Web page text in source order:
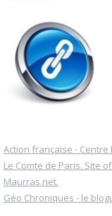
Action française -
Le Comte de Paris. Site
Maurras.net.
Géo Chroniques - le